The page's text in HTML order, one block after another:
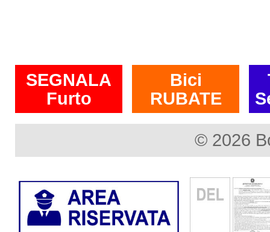
SEGNALA
Furto
Bici
RUBATE
© 2026